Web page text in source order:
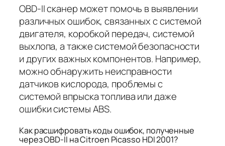
OBD-II сканер может помочь в выявлении
различных ошибок, связанных с системой
двигателя, коробкой передач, системой
выхлопа, а также системой безопасности
и других важных компонентов. Например,
можно обнаружить неисправности
датчиков кислорода, проблемы с
системой впрыска топлива или даже
ошибки системы ABS.
Как расшифровать коды ошибок, полученные
через OBD-II на Citroen Picasso HDI 2001?